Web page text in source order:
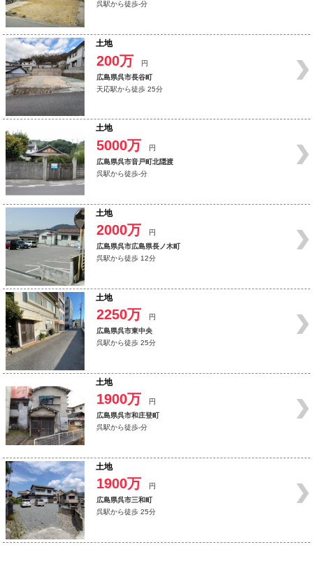
呉駅から徒歩-分
土地
200万
円
広島県呉市長谷町
天応駅から徒歩 25分
土地
5000万
円
広島県呉市音戸町北隠渡
呉駅から徒歩-分
土地
2000万
円
広島県呉市広島県長ノ木町
呉駅から徒歩 12分
土地
2250万
円
広島県呉市東中央
呉駅から徒歩 25分
土地
1900万
円
広島県呉市和庄登町
呉駅から徒歩-分
土地
1900万
円
広島県呉市三和町
呉駅から徒歩 25分